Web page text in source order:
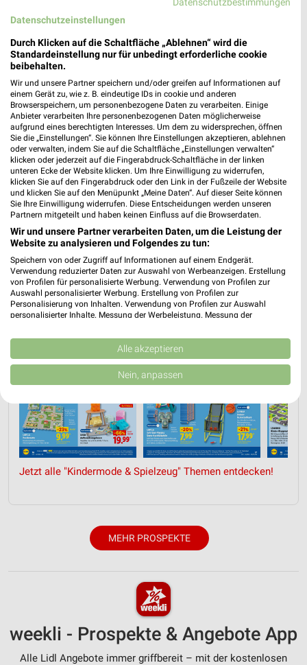
Lidl Prospekt für Eggenfelden ab Mo.
den 17.08.
Gültig von 17. Aug. bis 22. Aug.
📅 Kalendereintrag erstellen
PROSPEKT BLÄTTERN
KINDERMODE & SPIELZEUG WEIN HANDY & SMARTPHONE
Jetzt alle "Kindermode & Spielzeug" Themen entdecken!
MEHR PROSPEKTE
weekli - Prospekte & Angebote App
Alle Lidl Angebote immer griffbereit – mit der kostenlosen
Datenschutzeinstellungen
Durch Klicken auf die Schaltfläche „Ablehnen“ wird die
Standardeinstellung nur für unbedingt erforderliche cookie
beibehalten.
Wir und unsere Partner speichern und/oder greifen auf Informationen auf
einem Gerät zu, wie z. B. eindeutige IDs in cookie und anderen
Browserspeichern, um personenbezogene Daten zu verarbeiten. Einige
Anbieter verarbeiten Ihre personenbezogenen Daten möglicherweise
aufgrund eines berechtigten Interesses. Um dem zu widersprechen, öffnen
Sie die „Einstellungen“. Sie können Ihre Einstellungen akzeptieren, ablehnen
oder verwalten, indem Sie auf die Schaltfläche „Einstellungen verwalten“
klicken oder jederzeit auf die Fingerabdruck-Schaltfläche in der linken
unteren Ecke der Website klicken. Um Ihre Einwilligung zu widerrufen,
klicken Sie auf den Fingerabdruck oder den Link in der Fußzeile der Website
und klicken Sie auf den Menüpunkt „Meine Daten“. Auf dieser Seite können
Sie Ihre Einwilligung widerrufen. Diese Entscheidungen werden unseren
Partnern mitgeteilt und haben keinen Einfluss auf die Browserdaten.
Wir und unsere Partner verarbeiten Daten, um die Leistung der
Website zu analysieren und Folgendes zu tun:
Speichern von oder Zugriff auf Informationen auf einem Endgerät.
Verwendung reduzierter Daten zur Auswahl von Werbeanzeigen. Erstellung
von Profilen für personalisierte Werbung. Verwendung von Profilen zur
Auswahl personalisierter Werbung. Erstellung von Profilen zur
Personalisierung von Inhalten. Verwendung von Profilen zur Auswahl
personalisierter Inhalte. Messung der Werbeleistung. Messung der
Kombinationen von Daten aus verschiedenen Quellen. Entwicklung und
Verbesserung der Angebote. Verwendung reduzierter Daten zur Auswahl
von Inhalten.
Daten können außerhalb der Europäischen Union weitergegeben und in die
USA gesendet werden.
Website/App.
Partnerliste anzeigen (1 IAB-Anbieter)
Wir nutzen Ihre Daten für folgende Zwecke:
IAB-Verarbeitungszwecke:
Speichern von oder Zugriff auf Informationen
Werbeanzeigen
Verwendung von Profilen zur Auswahl
Erstellung von Profilen zur Personalisierung
von Inhalten
Alle akzeptieren
Nein, anpassen